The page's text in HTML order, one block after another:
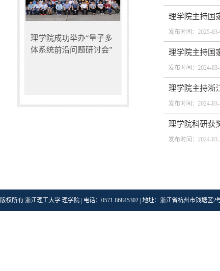
理学院成功举办“量子多
体系统前沿问题研讨会”
理学院主持国
发布时间：2025-
理学院主持国
发布时间：2024-
理学院主持浙
发布时间：2024-
理学院科研获
发布时间：2024-
版权所有 浙江理工大学 理学院 | 电话：0571-86845302 | 地址：浙江省杭州市钱塘区